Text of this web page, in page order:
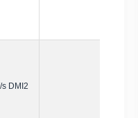
s DMI2